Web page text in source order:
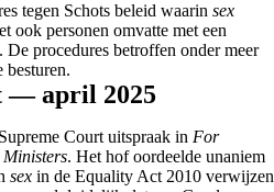
tegen Schots beleid waarin sex
ook personen omvatte met een
. De procedures betroffen onder meer
— april 2025
Court uitspraak in For
Ministers. Het hof oordeelde unaniem
sex in de Equality Act 2010 verwijzen